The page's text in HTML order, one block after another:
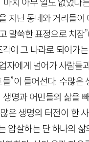
치 아무 일도 없었다
지닌 동네와 거리들
말쑥한 표정으로 치
이 그 나라로 되어가
자에게 넘어가 사람들
”이 들어선다. 수많
명과 어민들의 삶을
은 생명의 터전이 한
압살하는 단 하나의